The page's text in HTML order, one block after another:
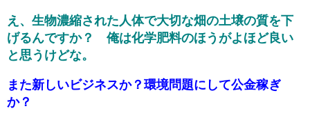
え、生物濃縮された人体で大切な畑の土壌の質を下
げるんですか？ 俺は化学肥料のほうがよほど良い
と思うけどな。
また新しいビジネスか？環境問題にして公金稼ぎ
か？